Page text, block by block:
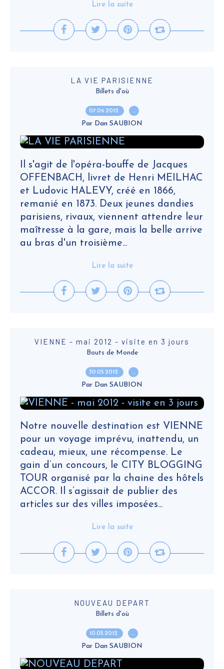
Lire la suite
LA VIE PARISIENNE
Billets d'où
07.06.2012 …
Par Dan SAUBION
Il s'agit de l'opéra-bouffe de Jacques
OFFENBACH, livret de Henri MEILHAC
et Ludovic HALEVY, créé en 1866,
remanié en 1873. Deux jeunes dandies
parisiens, rivaux, viennent attendre leur
maîtresse à la gare, mais la belle arrive
au bras d'un troisième...
Lire la suite
VIENNE - mai 2012 - visite en 3 jours
Bouts de Monde
30.05.2012 …
Par Dan SAUBION
Notre nouvelle destination est VIENNE
pour un voyage imprévu, inattendu, un
cadeau, mieux, une récompense. Le
gain d’un concours, le CITY BLOGGING
TOUR organisé par la chaine des hôtels
ACCOR. Il s’agissait de publier des
articles sur des villes imposées...
Lire la suite
NOUVEAU DEPART
Billets d'où
10.05.2012 …
Par Dan SAUBION